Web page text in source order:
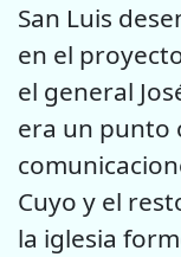
San Luis
en el
el general
era un punto
Cuyo y el
la iglesia